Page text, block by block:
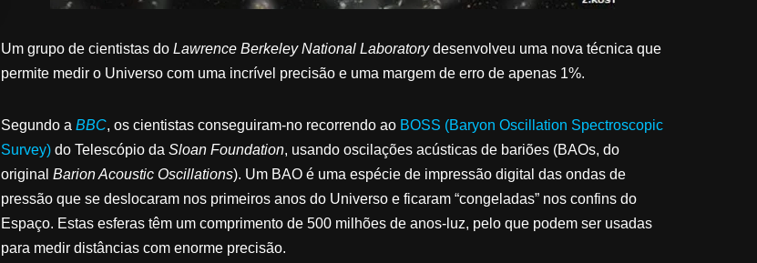
Um grupo de cientistas do Lawrence Berkeley National Laboratorydesenvolveu uma nova técnica que
permite medir o Universo com uma incrível precisão e uma margem de erro de apenas 1%.
Segundo a BBC, os cientistas conseguiram-no recorrendo ao BOSS (Baryon Oscillation Spectroscopic
Survey) do Telescópio da Sloan Foundation, usando oscilações acústicas de bariões (BAOs, do
original Barion Acoustic Oscillations). Um BAO é uma espécie de impressão digital das ondas de
pressão que se deslocaram nos primeiros anos do Universo e ficaram “congeladas” nos confins do
Espaço. Estas esferas têm um comprimento de 500 milhões de anos-luz, pelo que podem ser usadas
para medir distâncias com enorme precisão.